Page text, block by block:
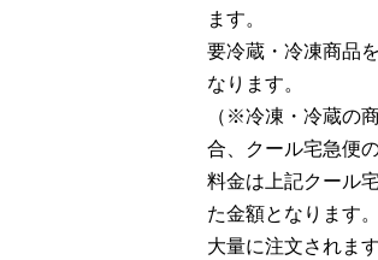
ます。
要冷蔵・冷凍商品
なります。
（※冷凍・冷蔵の
合、クール宅急便
料金は上記クール
た金額となります。
大量に注文されま